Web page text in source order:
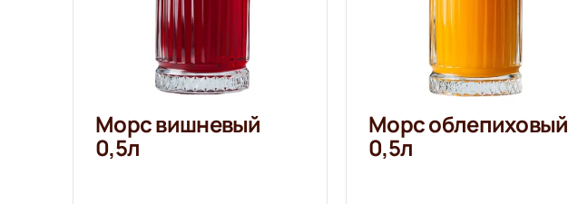
Морс вишневый
0,5л
Морс облепиховый
0,5л